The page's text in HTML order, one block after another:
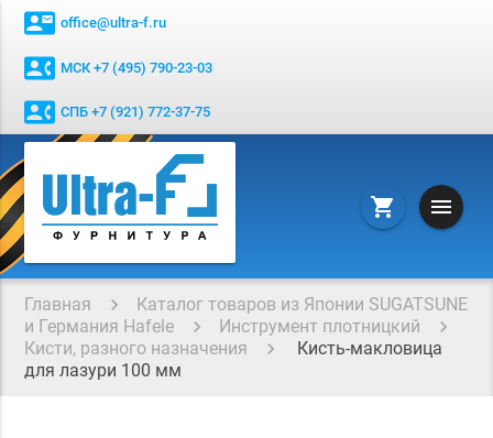
contact_mail office@ultra-f.ru
contact_phone МСК +7 (495) 790-23-03
contact_phone СПБ +7 (921) 772-37-75
shopping_cart menu
Главная
Каталог товаров из Японии SUGATSUNE
и Германия Hafele
Инструмент плотницкий
Кисти, разного назначения
Кисть-макловица
для лазури 100 мм